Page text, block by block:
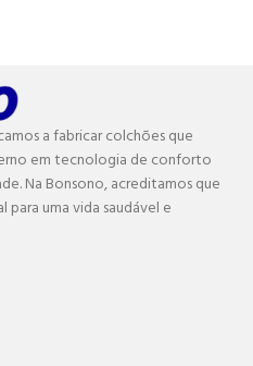
a fabricar colchões que
em tecnologia de conforto
Na Bonsono, acreditamos que
uma vida saudável e